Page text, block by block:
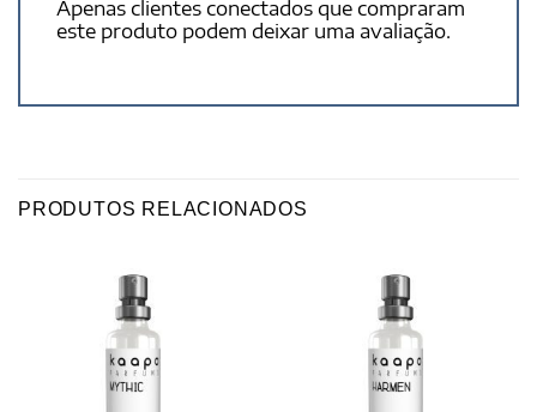
Apenas clientes conectados que compraram
este produto podem deixar uma avaliação.
PRODUTOS RELACIONADOS